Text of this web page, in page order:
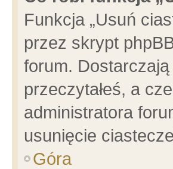
Funkcja „Usuń
przez skrypt
forum.
przeczytałeś, a
administratora
usunięcie
Góra